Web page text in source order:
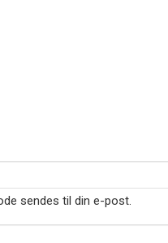
sendes til din e-post.